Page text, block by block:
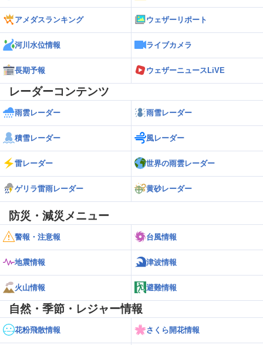
アメダスランキング ウェザーリポート
河川水位情報 ライブカメラ
長期予報 ウェザーニュースLiVE
レーダーコンテンツ
雨雲レーダー 雨雪レーダー
積雪レーダー 風レーダー
雷レーダー 世界の雨雲レーダー
ゲリラ雷雨レーダー 黄砂レーダー
防災・減災メニュー
警報・注意報 台風情報
地震情報 津波情報
火山情報 避難情報
自然・季節・レジャー情報
花粉飛散情報 さくら開花情報